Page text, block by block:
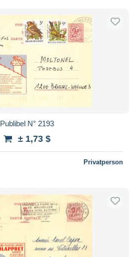
Publibel N° 2193
± 1,73 $
Privatperson